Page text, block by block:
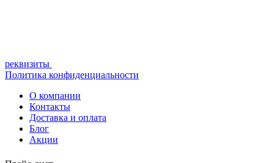
реквизиты
Политика конфиденциальности
О компании
Контакты
Доставка и оплата
Блог
Акции